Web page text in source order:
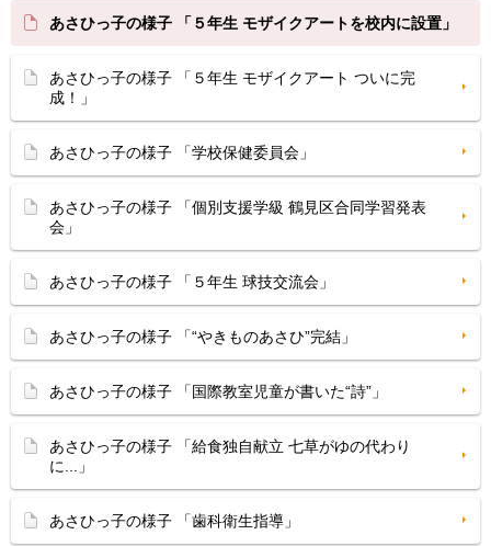
あさひっ子の様子 「５年生 モザイクアートを校内に設置」
あさひっ子の様子 「５年生 モザイクアート ついに完
成！」
あさひっ子の様子 「学校保健委員会」
あさひっ子の様子 「個別支援学級 鶴見区合同学習発表
会」
あさひっ子の様子 「５年生 球技交流会」
あさひっ子の様子 「“やきものあさひ”完結」
あさひっ子の様子 「国際教室児童が書いた“詩”」
あさひっ子の様子 「給食独自献立 七草がゆの代わり
に...」
あさひっ子の様子 「歯科衛生指導」